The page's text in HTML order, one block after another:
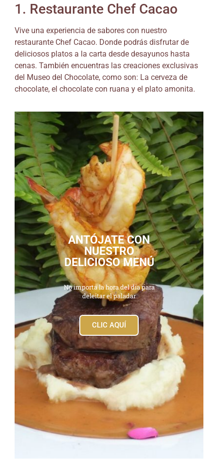
1. Restaurante Chef Cacao
Vive una experiencia de sabores con nuestro
restaurante Chef Cacao. Donde podrás disfrutar de
deliciosos platos a la carta desde desayunos hasta
cenas. También encuentras las creaciones exclusivas
del Museo del Chocolate, como son: La cerveza de
chocolate, el chocolate con ruana y el plato amonita.
ANTÓJATE CON
NUESTRO
DELICIOSO MENÚ
No importa la hora del día para
deleitar el paladar
CLIC AQUÍ